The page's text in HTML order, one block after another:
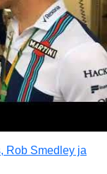
Rob Smedley ja